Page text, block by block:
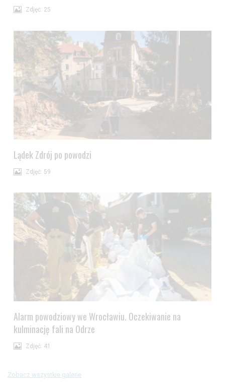
przejdź doustawień zaawansowanych
Wyrażam zgodę i przechodzę do serwisu
Zdjęć: 25
Lądek Zdrój po powodzi
Zdjęć: 59
Alarm powodziowy we Wrocławiu. Oczekiwanie na
kulminację fali na Odrze
Zdjęć: 41
Zobacz wszystkie galerie